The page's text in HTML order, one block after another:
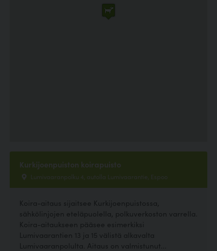
Kurkijoenpuiston koirapuisto
Lumivaaranpolku 4, autolla Lumivaarantie, Espoo
Koira-aitaus sijaitsee Kurkijoenpuistossa,
sähkölinjojen eteläpuolella, polkuverkoston varrella.
Koira-aitaukseen pääsee esimerkiksi
Lumivaarantien 13 ja 15 välistä alkavalta
Lumivaaranpolulta. Aitaus on valmistunut...